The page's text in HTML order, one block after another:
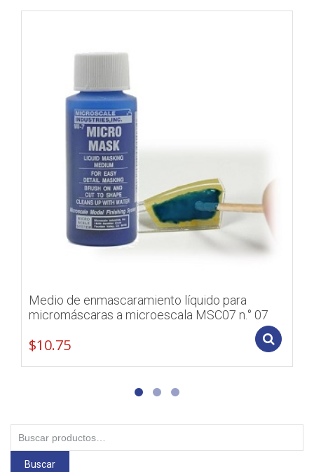
Medio de enmascaramiento líquido para
micromáscaras a microescala MSC07 n.° 07
$10.75
Buscar
por:
Buscar